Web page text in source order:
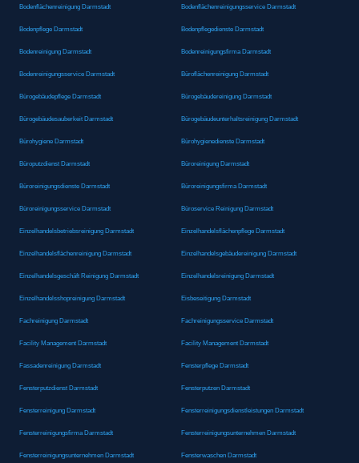
Bodenflächenreinigung Darmstadt Bodenflächenreinigungsservice Darmstadt
Bodenpflege Darmstadt Bodenpflegedienste Darmstadt
Bodenreinigung Darmstadt Bodenreinigungsfirma Darmstadt
Bodenreinigungsservice Darmstadt Büroflächenreinigung Darmstadt
Bürogebäudepflege Darmstadt Bürogebäudereinigung Darmstadt
Bürogebäudesauberkeit Darmstadt Bürogebäudeunterhaltsreinigung Darmstadt
Bürohygiene Darmstadt Bürohygienedienste Darmstadt
Büroputzdienst Darmstadt Büroreinigung Darmstadt
Büroreinigungsdienste Darmstadt Büroreinigungsfirma Darmstadt
Büroreinigungsservice Darmstadt Büroservice Reinigung Darmstadt
Einzelhandelsbetriebsreinigung Darmstadt Einzelhandelsflächenpflege Darmstadt
Einzelhandelsflächenreinigung Darmstadt Einzelhandelsgebäudereinigung Darmstadt
Einzelhandelsgeschäft Reinigung Darmstadt Einzelhandelsreinigung Darmstadt
Einzelhandelsshopreinigung Darmstadt Eisbeseitigung Darmstadt
Fachreinigung Darmstadt Fachreinigungsservice Darmstadt
Facility Management Darmstadt Facility Management Darmstadt
Fassadenreinigung Darmstadt Fensterpflege Darmstadt
Fensterputzdienst Darmstadt Fensterputzen Darmstadt
Fensterreinigung Darmstadt Fensterreinigungsdienstleistungen Darmstadt
Fensterreinigungsfirma Darmstadt Fensterreinigungsunternehmen Darmstadt
Fensterreinigungsunternehmen Darmstadt Fensterwaschen Darmstadt